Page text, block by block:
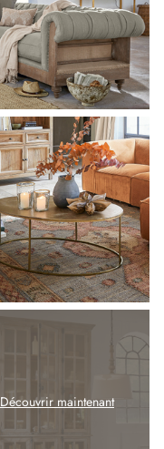
Découvrir maintenant